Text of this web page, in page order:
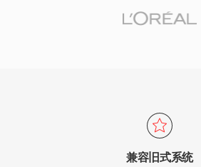
兼容旧式系统